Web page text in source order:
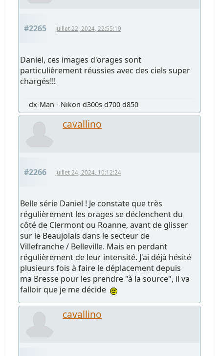
#2265 Juillet 22, 2024, 22:55:19
Daniel, ces images d'orages sont
particulièrement réussies avec des ciels super
chargés!!!
dx-Man - Nikon d300s d700 d850
cavallino
#2266 Juillet 24, 2024, 10:12:24
Belle série Daniel ! Je constate que très
régulièrement les orages se déclenchent du
côté de Clermont ou Roanne, avant de glisser
sur le Beaujolais dans le secteur de
Villefranche / Belleville. Mais en perdant
régulièrement de leur intensité. J'ai déjà hésité
plusieurs fois à faire le déplacement depuis
ma Bresse pour les prendre "à la source", il va
falloir que je me décide
cavallino